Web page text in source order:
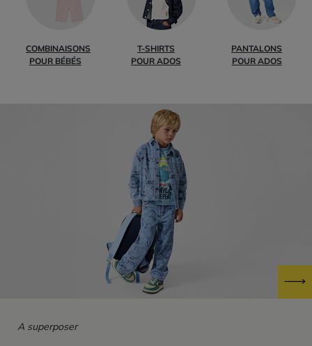
COMBINAISONS
POUR BÉBÉS
T-SHIRTS
POUR ADOS
PANTALONS
POUR ADOS
A superposer